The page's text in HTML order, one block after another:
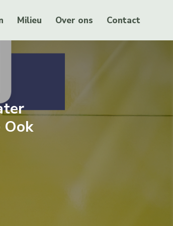
Milieu Over ons Contact